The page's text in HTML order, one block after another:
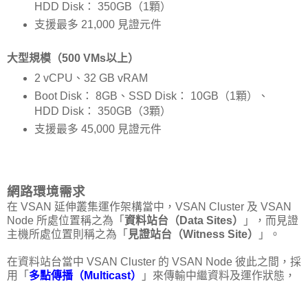
HDD Disk： 350GB（1顆）
支援最多 21,000 見證元件
大型規模（500 VMs以上）
2 vCPU、32 GB vRAM
Boot Disk： 8GB、SSD Disk： 10GB（1顆）、
HDD Disk： 350GB（3顆）
支援最多 45,000 見證元件
網路環境需求
在 VSAN 延伸叢集運作架構當中，VSAN Cluster 及 VSAN
Node 所處位置稱之為「 資料站台（Data Sites）
」，而見證
主機所處位置則稱之為「 見證站台（Witness Site） 」。
在資料站台當中 VSAN Cluster 的 VSAN Node 彼此之間，採
用「 多點傳播（Multicast）
」來傳輸中繼資料及運作狀態，